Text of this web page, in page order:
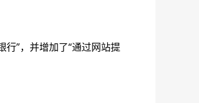
”，并增加了“通过网站提